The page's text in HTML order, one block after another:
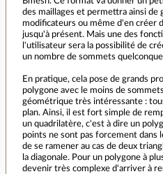
des maillages et permettra ainsi
modificateurs ou même d'en créer
jusqu'à présent. Mais une des
l'utilisateur sera la possibilité de
un nombre de sommets
En pratique, cela pose de grands
polygone avec le moins de
géométrique très intéressante :
plan. Ainsi, il est fort simple de
un quadrilatère, c'est à dire un
points ne sont pas forcement dans
de se ramener au cas de deux
la diagonale. Pour un polygone à
devenir très complexe d'arriver à